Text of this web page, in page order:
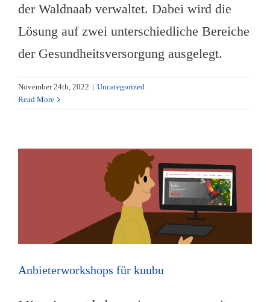
der Waldnaab verwaltet. Dabei wird die
Lösung auf zwei unterschiedliche Bereiche
der Gesundheitsversorgung ausgelegt.
November 24th, 2022 | Uncategorized
Read More
Anbieterworkshops für kuubu